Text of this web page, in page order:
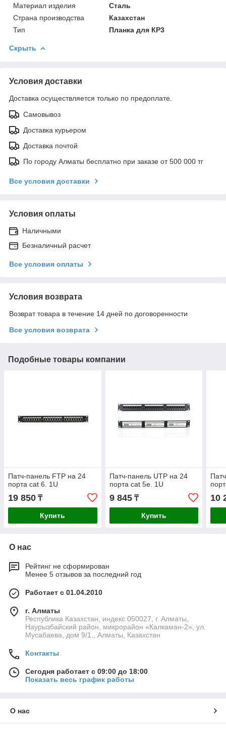
Материал изделия
Сталь
Страна производства
Казахстан
Тип
Планка для КР3
Скрыть
Условия доставки
Доставка осуществляется только по предоплате.
Самовывоз
Доставка курьером
Доставка почтой
По городу Алматы бесплатно при заказе от 500 000 тг
Все условия доставки
Условия оплаты
Наличными
Безналичный расчет
Все условия оплаты
Условия возврата
Возврат товара в течение 14 дней по договоренности
Все условия возврата
Подобные товары компании
Патч-панель FTP на 24
порта cat 6. 1U
19 850 ₸
Купить
Патч-панель UTP на 24
порта cat 5e. 1U
9 845₸
Купить
10
О нас
Рейтинг не сформирован
Менее 5 отзывов за последний год
Работает с 01.04.2010
г. Алматы
Республика Казахстан, индекс 050027, г. Алматы,
Наурызбайский район, микрорайон «Калкаман-2», ул.
Мусабаева, дом 9/1., Алматы, Казахстан
Контакты
Сегодня работает с 09:00 до 18:00
Показать весь график работы
О нас